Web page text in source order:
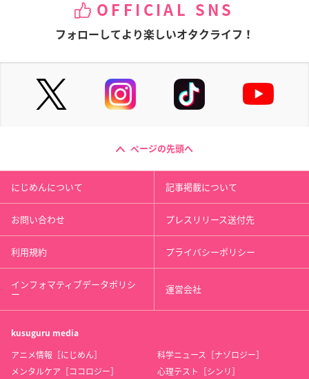
OFFICIAL SNS
フォローしてより楽しいオタクライフ！
ページの先頭へ
にじめんについて 記事掲載について
お問い合わせ プレスリリース送付先
利用規約 プライバシーポリシー
インフォマティブデータポリシ
ー 運営会社
kusuguru media
アニメ情報［にじめん］
科学ニュース［ナゾロジー］
メンタルケア［ココロジー］
心理テスト［シンリ］